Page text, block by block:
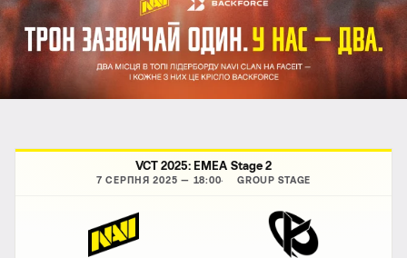
VCT 2025: EMEA Stage 2
7 СЕРПНЯ 2025 — 18:00 GROUP STAGE